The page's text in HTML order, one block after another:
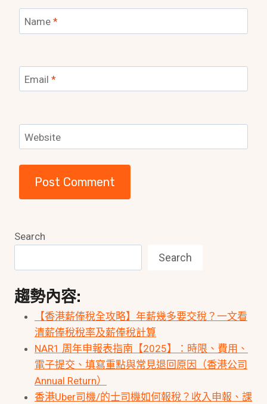
Name *
Email *
Website
Search
Search
趨勢內容:
【香港薪俸稅全攻略】年薪幾多要交稅？一文看
清薪俸稅稅率及薪俸稅計算
NAR1 周年申報表指南【2025】：時限、費用、
電子提交、填寫重點與常見退回原因（香港公司
Annual Return）
香港Uber司機/的士司機如何報稅？收入申報、課